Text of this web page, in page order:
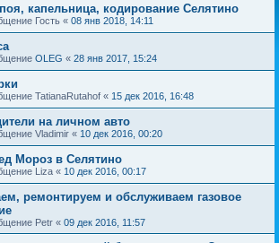
капельница, кодирование Селятино
Гость « 08 янв 2018, 14:11
OLEG « 28 янв 2017, 15:24
TatianaRutahof « 15 дек 2016, 16:48
на личном авто
Vladimir « 10 дек 2016, 00:20
Мороз в Селятино
Liza « 10 дек 2016, 00:17
ремонтируем и обслуживаем газовое
Petr « 09 дек 2016, 11:57